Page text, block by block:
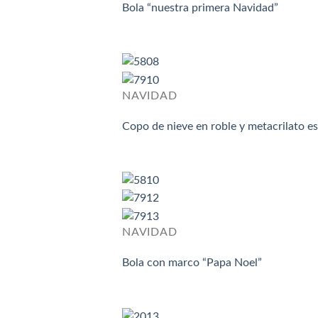
Bola “nuestra primera Navidad”
NAVIDAD
Copo de nieve en roble y metacrilato
NAVIDAD
Bola con marco “Papa Noel”